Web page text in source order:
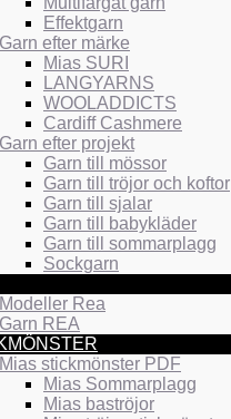
Effektgarn
Garn efter märke
Mias SURI
LANGYARNS
WOOLADDICTS
Cardiff Cashmere
Garn efter projekt
Garn till mössor
Garn till tröjor och koftor
Garn till sjalar
Garn till babykläder
Garn till sommarplagg
Sockgarn
Modeller Rea
Garn REA
Mias stickmönster PDF
Mias Sommarplagg
Mias baströjor